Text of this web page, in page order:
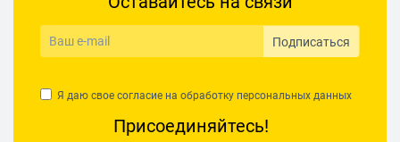
Подписаться
Я даю свое согласие на обработку персональных данных
Присоединяйтесь!